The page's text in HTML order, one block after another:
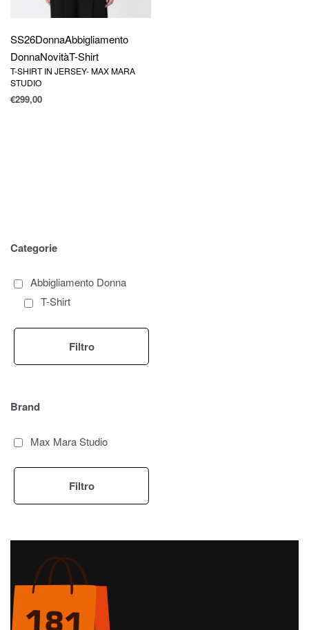
SS26DonnaAbbigliamento
DonnaNovitàT-Shirt
T-SHIRT IN JERSEY- MAX MARA
STUDIO
€299,00
Categorie
Abbigliamento Donna
T-Shirt
Filtro
Brand
Max Mara Studio
Filtro